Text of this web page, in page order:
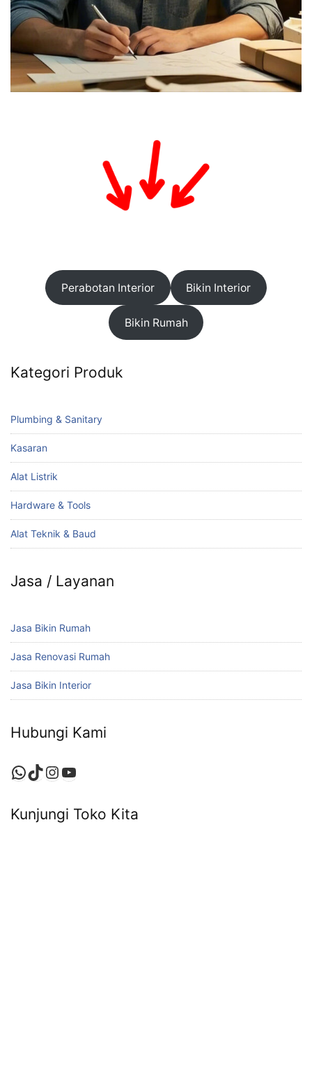
Perabotan Interior Bikin Interior
Bikin Rumah
Kategori Produk
Plumbing & Sanitary
Kasaran
Alat Listrik
Hardware & Tools
Alat Teknik & Baud
Jasa / Layanan
Jasa Bikin Rumah
Jasa Renovasi Rumah
Jasa Bikin Interior
Hubungi Kami
WhatsApp
TikTok
Instagram
YouTube
Kunjungi Toko Kita